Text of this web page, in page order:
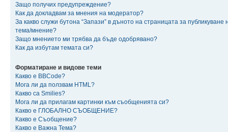
Защо получих предупреждение?
Как да докладвам за мнения на модератор?
За какво служи бутона “Запази” в дъното на страницата за публикуване
тема/мнение?
Защо мнението ми трябва да бъде одобрявано?
Как да избутам темата си?
Форматиране и видове теми
Какво е BBCode?
Мога ли да ползвам HTML?
Какво са Smilies?
Мога ли да прилагам картинки към съобщенията си?
Какво е ГЛОБАЛНО СЪОБЩЕНИЕ?
Какво е Съобщение?
Какво е Важна Тема?